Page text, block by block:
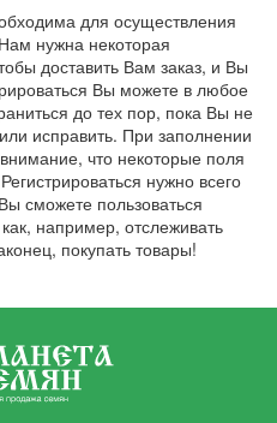
для осуществления
нужна некоторая
доставить Вам заказ, и Вы
Вы можете в любое
до тех пор, пока Вы не
исправить. При заполнении
что некоторые поля
нужно всего
сможете пользоваться
например, отслеживать
покупать товары!